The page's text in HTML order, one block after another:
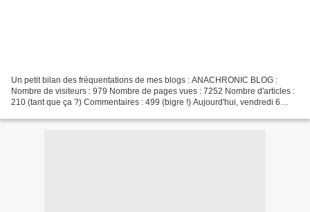
Un petit bilan des fréquentations de mes blogs : ANACHRONIC BLOG :
Nombre de visiteurs : 979 Nombre de pages vues : 7252 Nombre d'articles :
210 (tant que ça ?) Commentaires : 499 (bigre !) Aujourd'hui, vendredi 6